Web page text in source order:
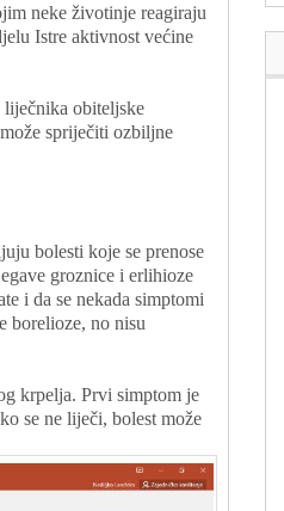
neke životinje reagiraju
Istre aktivnost većine
liječnika obiteljske
spriječiti ozbiljne
bolesti koje se prenose
groznice i erlihioze
i da se nekada simptomi
borelioze, no nisu
krpelja. Prvi simptom je
se ne liječi, bolest može